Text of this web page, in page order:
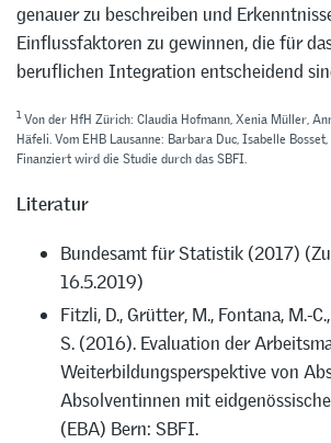
genauer zu beschreiben und
Einflussfaktoren zu gewinnen, die für
beruflichen Integration entscheidend
1Von der HfH Zürich: Claudia Hofmann, Xenia Müller,
Häfeli. Vom EHB Lausanne: Barbara Duc, Isabelle
Finanziert wird die Studie durch das SBFI.
Literatur
Bundesamt für Statistik (2017)
16.5.2019)
Fitzli, D., Grütter, M., Fontana, M.-
S. (2016). Evaluation der
Weiterbildungsperspektive von
Absolventinnen mit
(EBA) Bern: SBFI.